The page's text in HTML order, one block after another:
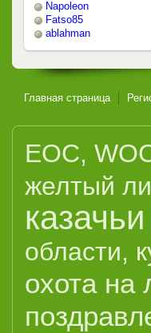
Napoleon
Fatso85
ablahman
Главная страница
EOC,
желтый
области,
охота на